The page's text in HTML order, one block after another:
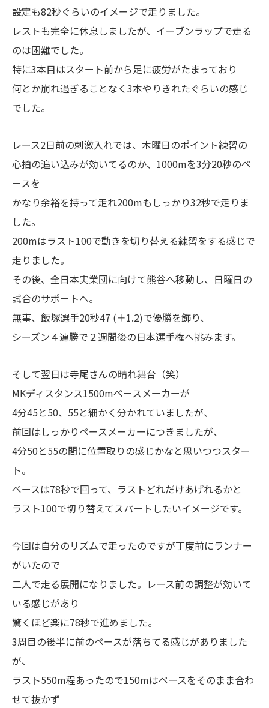
設定も82秒ぐらいのイメージで走りました。
レストも完全に休息しましたが、イーブンラップで走る
のは困難でした。
特に3本目はスタート前から足に疲労がたまっており
何とか崩れ過ぎることなく3本やりきれたぐらいの感じ
でした。
レース2日前の刺激入れでは、木曜日のポイント練習の
心拍の追い込みが効いてるのか、1000mを3分20秒のペ
ースを
かなり余裕を持って走れ200mもしっかり32秒で走りま
した。
200mはラスト100で動きを切り替える練習をする感じで
走りました。
その後、全日本実業団に向けて熊谷へ移動し、日曜日の
試合のサポートへ。
無事、飯塚選手20秒47 (＋1.2)で優勝を飾り、
シーズン４連勝で２週間後の日本選手権へ挑みます。
そして翌日は寺尾さんの晴れ舞台（笑）
MKディスタンス1500mペースメーカーが
4分45と50、55と細かく分かれていましたが、
前回はしっかりペースメーカーにつきましたが、
4分50と55の間に位置取りの感じかなと思いつつスター
ト。
ペースは78秒で回って、ラストどれだけあげれるかと
ラスト100で切り替えてスパートしたいイメージです。
今回は自分のリズムで走ったのですが丁度前にランナー
がいたので
二人で走る展開になりました。レース前の調整が効いて
いる感じがあり
驚くほど楽に78秒で進めました。
3周目の後半に前のペースが落ちてる感じがありました
が、
ラスト550m程あったので150mはペースをそのまま合わ
せて抜かず